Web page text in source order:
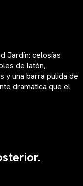
Jardín: celosías
de latón,
y una barra pulida de
dramática que el